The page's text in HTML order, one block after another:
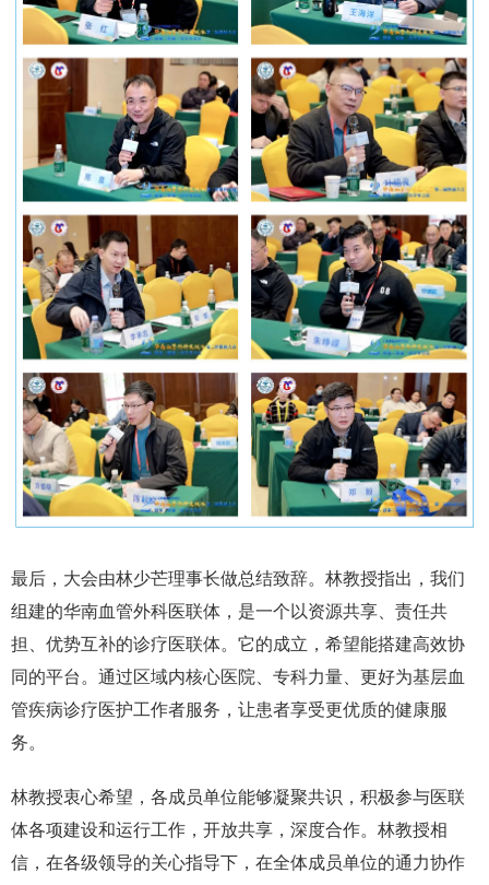
最后，大会由林少芒理事长做总结致辞。林教授指出，我们
组建的华南血管外科医联体，是一个以资源共享、责任共
担、优势互补的诊疗医联体。它的成立，希望能搭建高效协
同的平台。通过区域内核心医院、专科力量、更好为基层血
管疾病诊疗医护工作者服务，让患者享受更优质的健康服
务。
林教授衷心希望，各成员单位能够凝聚共识，积极参与医联
体各项建设和运行工作，开放共享，深度合作。林教授相
信，在各级领导的关心指导下，在全体成员单位的通力协作